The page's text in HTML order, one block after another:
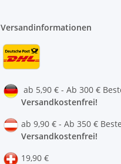
Versandinformationen
ab 5,90 € - Ab 300 €
Versandkostenfrei!
ab 9,90 € - Ab 350 €
Versandkostenfrei!
19,90 €